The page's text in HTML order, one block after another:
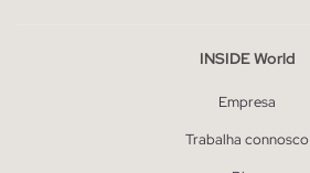
INSIDE World
Empresa
Trabalha connosco